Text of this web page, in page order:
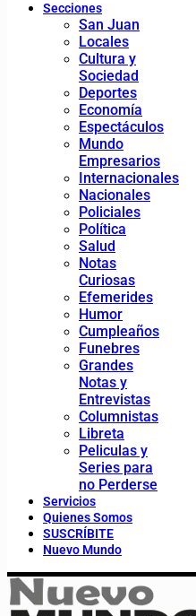
Secciones
San Juan
Locales
Cultura y
Sociedad
Deportes
Economía
Espectáculos
Mundo
Empresarios
Internacionales
Nacionales
Policiales
Política
Salud
Notas
Curiosas
Efemerides
Humor
Cumpleaños
Funebres
Grandes
Notas y
Entrevistas
Columnistas
Libreta
Peliculas y
Series para
no Perderse
Servicios
Quienes Somos
SUSCRÍBITE
Nuevo Mundo